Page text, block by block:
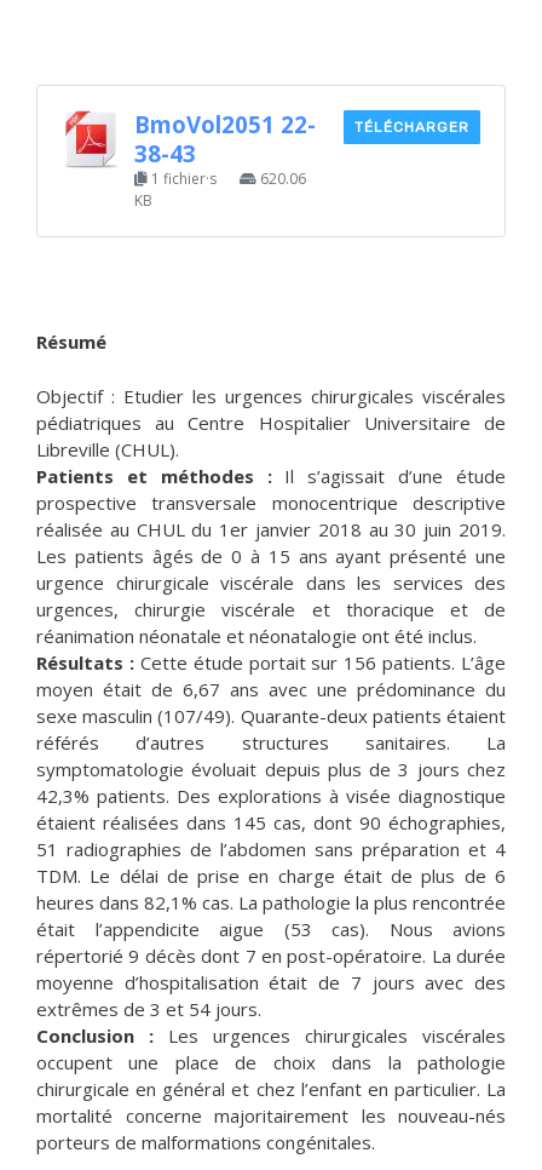
BmoVol2051 22-
38-43
1 fichier·s
620.06
KB
TÉLÉCHARGER
Résumé
Objectif : Etudier les urgences chirurgicales viscérales
pédiatriques au Centre Hospitalier Universitaire de
Libreville (CHUL).
Patients et méthodes :Il s’agissait d’une étude
prospective transversale monocentrique descriptive
réalisée au CHUL du 1er janvier 2018 au 30 juin 2019.
Les patients âgés de 0 à 15 ans ayant présenté une
urgence chirurgicale viscérale dans les services des
urgences, chirurgie viscérale et thoracique et de
réanimation néonatale et néonatalogie ont été inclus.
Résultats :Cette étude portait sur 156 patients. L’âge
moyen était de 6,67 ans avec une prédominance du
sexe masculin (107/49). Quarante-deux patients étaient
référés d’autres structures sanitaires. La
symptomatologie évoluait depuis plus de 3 jours chez
42,3% patients. Des explorations à visée diagnostique
étaient réalisées dans 145 cas, dont 90 échographies,
51 radiographies de l’abdomen sans préparation et 4
TDM. Le délai de prise en charge était de plus de 6
heures dans 82,1% cas. La pathologie la plus rencontrée
était l’appendicite aigue (53 cas). Nous avions
répertorié 9 décès dont 7 en post-opératoire. La durée
moyenne d’hospitalisation était de 7 jours avec des
extrêmes de 3 et 54 jours.
Conclusion : Les urgences chirurgicales viscérales
occupent une place de choix dans la pathologie
chirurgicale en général et chez l’enfant en particulier. La
mortalité concerne majoritairement les nouveau-nés
porteurs de malformations congénitales.